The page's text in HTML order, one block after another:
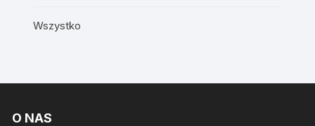
Wszystko
O NAS